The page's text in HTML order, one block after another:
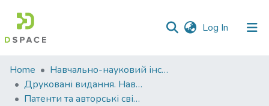
Log In (current)
Communities
&
Collections
Home
Навчально-науковий інститут агротехнологій, селекції та екології
Друковані видання. Навчально-науковий інститут агротехнологій, селекції та екології
Патенти та авторські свідоцтва. Навчально-науковий інститут агротехнологій, селекції та екології